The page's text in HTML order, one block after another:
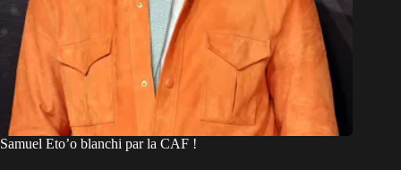
Samuel Eto’o blanchi par la CAF !